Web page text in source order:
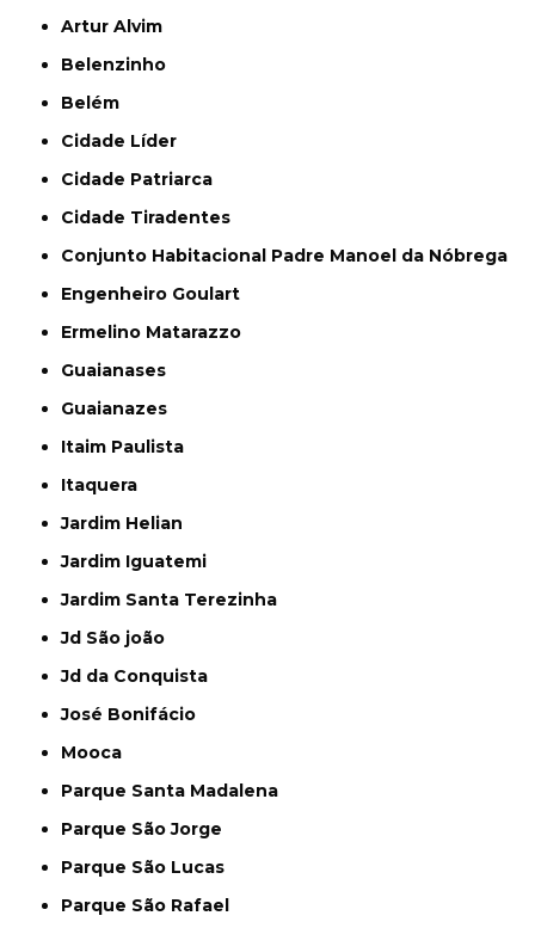
Artur Alvim
Belenzinho
Belém
Cidade Líder
Cidade Patriarca
Cidade Tiradentes
Conjunto Habitacional Padre Manoel da Nóbrega
Engenheiro Goulart
Ermelino Matarazzo
Guaianases
Guaianazes
Itaim Paulista
Itaquera
Jardim Helian
Jardim Iguatemi
Jardim Santa Terezinha
Jd São joão
Jd da Conquista
José Bonifácio
Mooca
Parque Santa Madalena
Parque São Jorge
Parque São Lucas
Parque São Rafael